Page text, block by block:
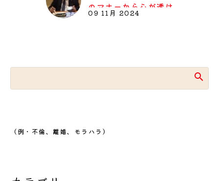
のマナーから心が透け
っ…
09 11月 2024
（例・不倫、離婚、モラハラ）